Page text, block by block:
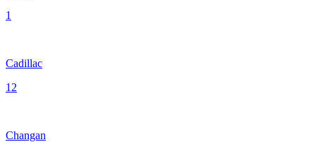
1
Cadillac
12
Changan